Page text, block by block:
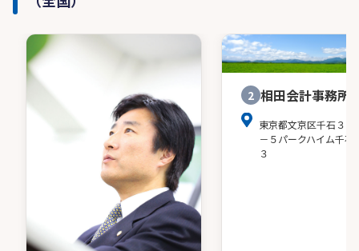
・株式会社マネーフォワード
・弥生株式会社
・M&Aキャピタルパートナーズ株式会社
・株式会社M&A DX
・株式会社M&A サクシード
・株式会社ASAHI Accounting Robot研究所
・jinger株式会社
・株式会社MAP経営
2 相田会計事務所
東京都文京区千石３－
－５パークハイム千石
３